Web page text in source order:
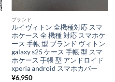
ブランド
ルイヴィトン 全機種対応 スマ
ホケース 全 機種 対応 スマホケ
ース 手帳 型 ブランド ヴィトン
galaxy s25 ケース 手帳 型 スマ
ホケース 手帳 型 アンドロイド
xperia android スマホカバー
¥6,950